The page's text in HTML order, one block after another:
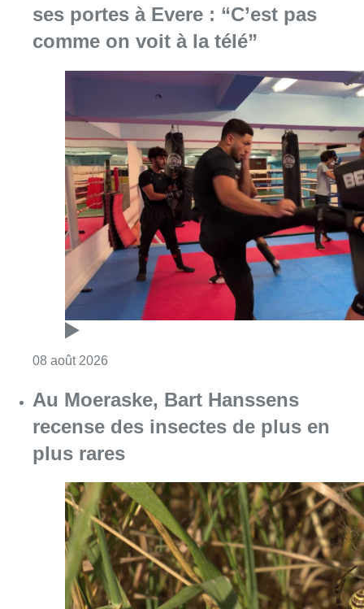
ses portes à Evere : “C’est pas
comme on voit à la télé”
08 août 2026
Au Moeraske, Bart Hanssens
recense des insectes de plus en
plus rares